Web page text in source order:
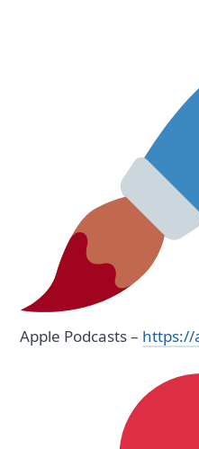
Apple Podcasts – https://